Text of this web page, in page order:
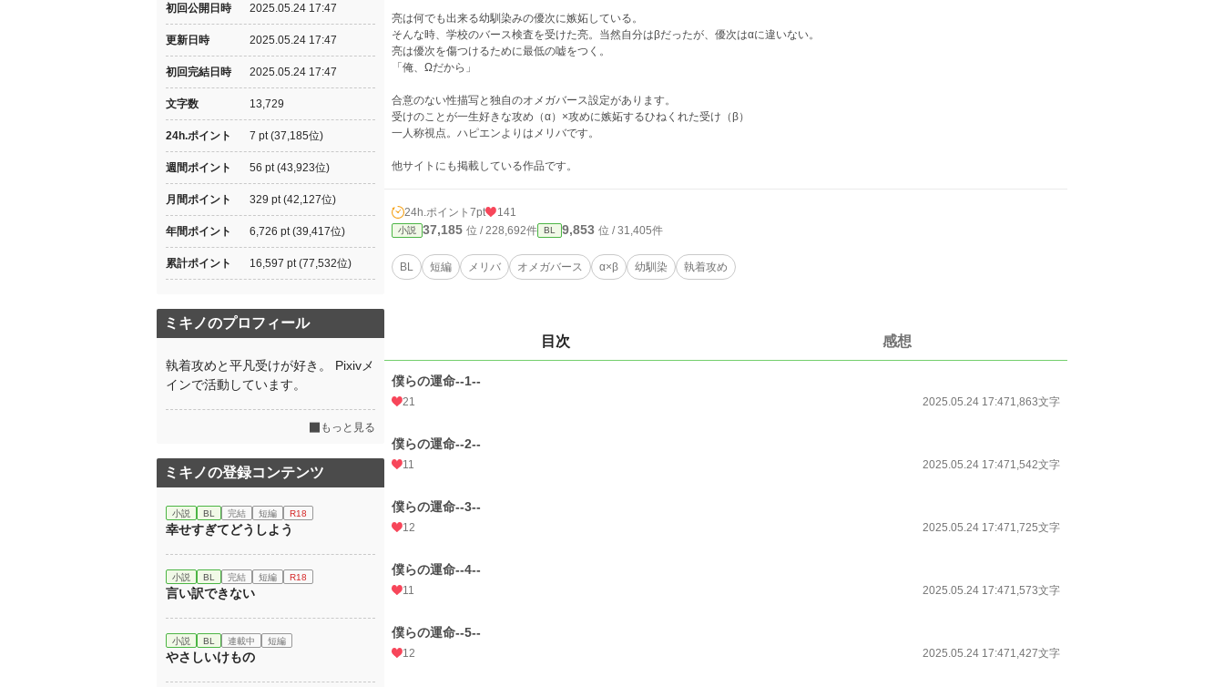
亮は何でも出来る幼馴染みの優次に嫉妬している。
そんな時、学校のバース検査を受けた亮。当然自分はβだったが、優次はαに違いない。
亮は優次を傷つけるために最低の嘘をつく。
「俺、Ωだから」
合意のない性描写と独自のオメガバース設定があります。
受けのことが一生好きな攻め（α）×攻めに嫉妬するひねくれた受け（β）
一人称視点。ハピエンよりはメリバです。
他サイトにも掲載している作品です。
24h.ポイント 7pt 141
小説 37,185 位 / 228,692件 BL 9,853 位 / 31,405件
BL 短編 メリバ オメガバース α×β 幼馴染 執着攻め
目次 感想
僕らの運命--1--
21 2025.05.24 17:471,863文字
僕らの運命--2--
11 2025.05.24 17:471,542文字
僕らの運命--3--
12 2025.05.24 17:471,725文字
僕らの運命--4--
11 2025.05.24 17:471,573文字
僕らの運命--5--
12 2025.05.24 17:471,427文字
初回公開日時 2025.05.24 17:47
更新日時 2025.05.24 17:47
初回完結日時 2025.05.24 17:47
文字数 13,729
24h.ポイント 7 pt (37,185位)
週間ポイント 56 pt (43,923位)
月間ポイント 329 pt (42,127位)
年間ポイント 6,726 pt (39,417位)
累計ポイント 16,597 pt (77,532位)
ミキノのプロフィール
執着攻めと平凡受けが好き。 Pixivメ
インで活動しています。
もっと見る
ミキノの登録コンテンツ
小説 BL 完結 短編 R18
幸せすぎてどうしよう
小説 BL 完結 短編 R18
言い訳できない
小説 BL 連載中 短編
やさしいけもの